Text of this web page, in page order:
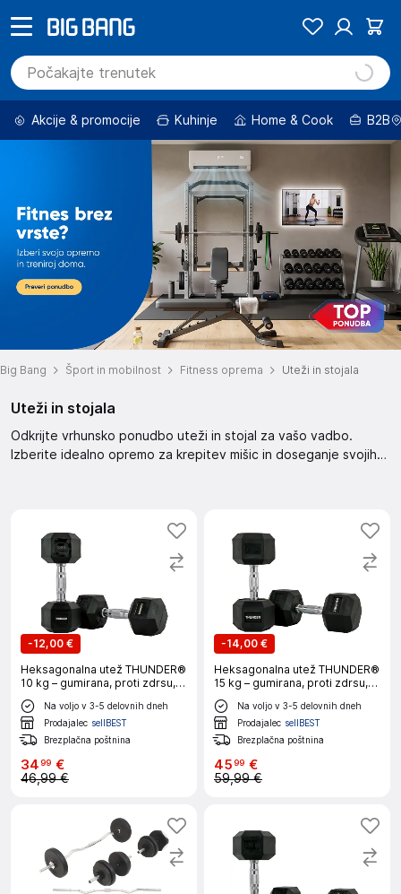
Akcije & promocije Kuhinje Home & Cook B2B
Big Bang Šport in mobilnost Fitness oprema Uteži in stojala
Uteži in stojala
Odkrijte vrhunsko ponudbo uteži in stojal za vašo vadbo.
Izberite idealno opremo za krepitev mišic in doseganje svojih
-12,00 €
Heksagonalna utež THUNDER®
10 kg – gumirana, proti zdrsu,
za domači in profesionalni
treningNa voljo v 3-5 delovnih dneh
Prodajalec sellBEST
Brezplačna poštnina
3499 €
46,99 €
-14,00 €
Heksagonalna utež THUNDER®
15 kg – gumirana, proti zdrsu,
za domači in profesionalni
treningNa voljo v 3-5 delovnih dneh
Prodajalec sellBEST
Brezplačna poštnina
4599 €
59,99 €